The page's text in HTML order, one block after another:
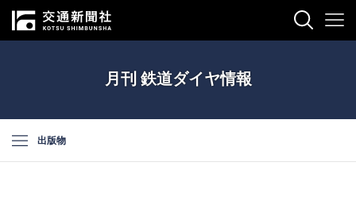
月刊 鉄道ダイヤ情報
出版物